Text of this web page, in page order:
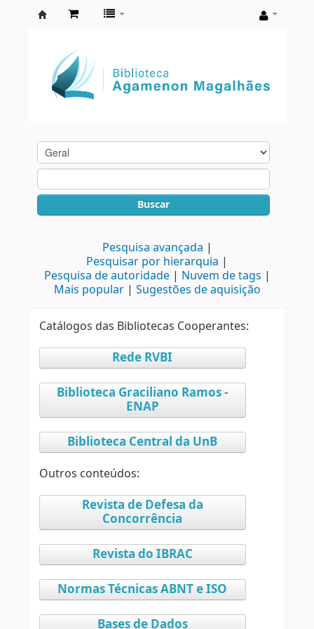
Agamenon
Magalhães
Buscar
Pesquisa avançada
Pesquisar por hierarquia
Pesquisa de autoridade
Nuvem de tags
Mais popular
Sugestões de aquisição
Catálogos das Bibliotecas Cooperantes:
Rede RVBI
Biblioteca Graciliano Ramos -
ENAP
Biblioteca Central da UnB
Outros conteúdos:
Revista de Defesa da
Concorrência
Revista do IBRAC
Normas Técnicas ABNT e ISO
Bases de Dados